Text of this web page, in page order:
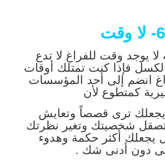
6- لا وقت
لا يوجد وقت للفراغ لا تدع
فإذا كنت تمتلك أوقات
انضم إلى أحد المؤسسات
كمتطوع لأن
يجعلك ترى قصصاً وتعايش
شخصيتك وتغير نظرتك
يجعلك أكثر حكمة وهدوء
دون أدنى شك .